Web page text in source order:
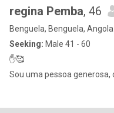
regina Pemba, 46
Benguela, Benguela, Angola
Seeking: Male 41 - 60
✋🥰
Sou uma pessoa generosa,